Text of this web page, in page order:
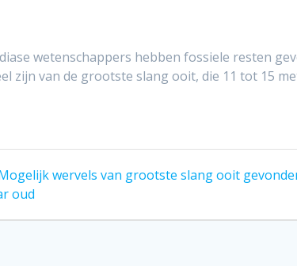
wetenschappers hebben fossiele resten
zijn van de grootste slang ooit, die 11 tot 15
wervels van grootste slang ooit
oud